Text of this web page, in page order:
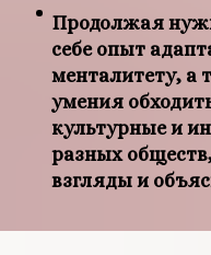
Продолжая
себе опыт
менталитету, а
умения
культурные и
разных
взгляды и